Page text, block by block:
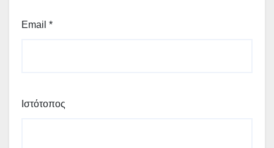
Email *
Ιστότοπος